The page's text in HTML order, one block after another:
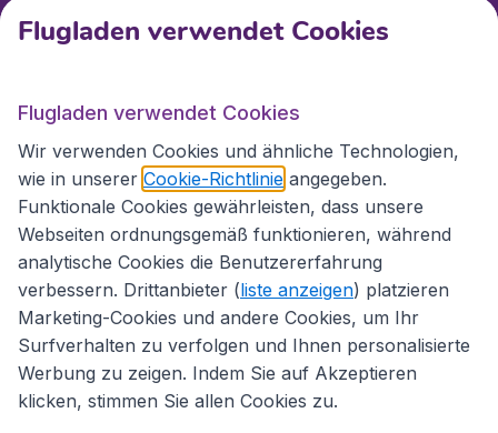
Kundenservice
Flugladen.at
Internationale Webseiten
Flugladen verwendet Cookies
Flugladen verwendet Cookies
Wir verwenden Cookies und ähnliche Technologien,
wie in unserer Cookie-Richtlinie angegeben.
Funktionale Cookies gewährleisten, dass unsere
Webseiten ordnungsgemäß funktionieren, während
analytische Cookies die Benutzererfahrung
verbessern. Drittanbieter (liste anzeigen) platzieren
Marketing-Cookies und andere Cookies, um Ihr
Surfverhalten zu verfolgen und Ihnen personalisierte
Werbung zu zeigen. Indem Sie auf Akzeptieren
klicken, stimmen Sie allen Cookies zu.